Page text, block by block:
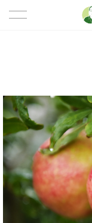
公司简介
产品展示
公司相册
新闻资讯